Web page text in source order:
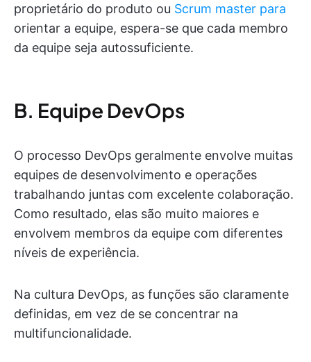
proprietário do produto ou Scrum master para
orientar a equipe, espera-se que cada membro
da equipe seja autossuficiente.
B. Equipe DevOps
O processo DevOps geralmente envolve muitas
equipes de desenvolvimento e operações
trabalhando juntas com excelente colaboração.
Como resultado, elas são muito maiores e
envolvem membros da equipe com diferentes
níveis de experiência.
Na cultura DevOps, as funções são claramente
definidas, em vez de se concentrar na
multifuncionalidade.